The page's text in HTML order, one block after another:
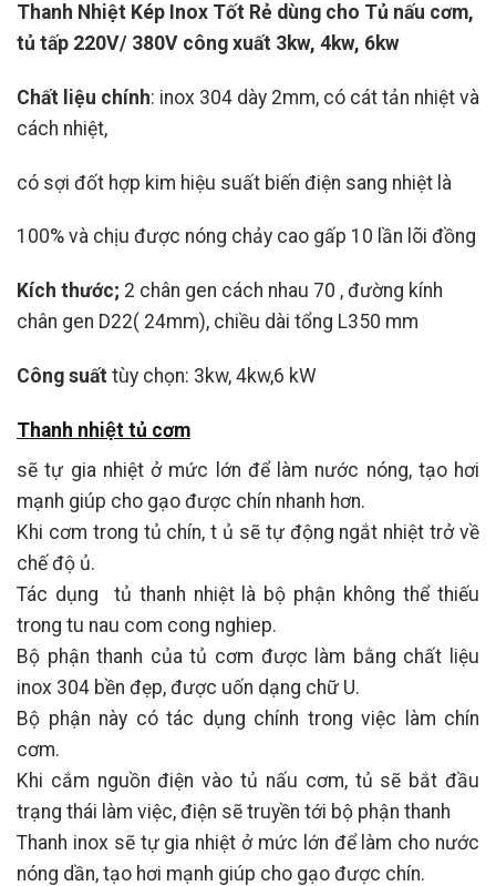
Thanh Nhiệt Kép Inox Tốt Rẻ dùng cho Tủ nấu cơm,
tủ tấp 220V/ 380V công xuất 3kw, 4kw, 6kw
Chất liệu chính: inox 304 dày 2mm, có cát tản nhiệt và
cách nhiệt,
có sợi đốt hợp kim hiệu suất biến điện sang nhiệt là
100% và chịu được nóng chảy cao gấp 10 lần lõi đồng
Kích thước; 2 chân gen cách nhau 70 , đường kính
chân gen D22( 24mm), chiều dài tổng L350 mm
Công suất tùy chọn: 3kw, 4kw,6 kW
Thanh nhiệt tủ cơm
sẽ tự gia nhiệt ở mức lớn để làm nước nóng, tạo hơi
mạnh giúp cho gạo được chín nhanh hơn.
Khi cơm trong tủ chín, t ủ sẽ tự động ngắt nhiệt trở về
chế độ ủ.
Tác dụng tủ thanh nhiệt là bộ phận không thể thiếu
trong tu nau com cong nghiep.
Bộ phận thanh của tủ cơm được làm bằng chất liệu
inox 304 bền đẹp, được uốn dạng chữ U.
Bộ phận này có tác dụng chính trong việc làm chín
cơm.
Khi cắm nguồn điện vào tủ nấu cơm, tủ sẽ bắt đầu
trạng thái làm việc, điện sẽ truyền tới bộ phận thanh
Thanh inox sẽ tự gia nhiệt ở mức lớn để làm cho nước
nóng dần, tạo hơi mạnh giúp cho gạo được chín.